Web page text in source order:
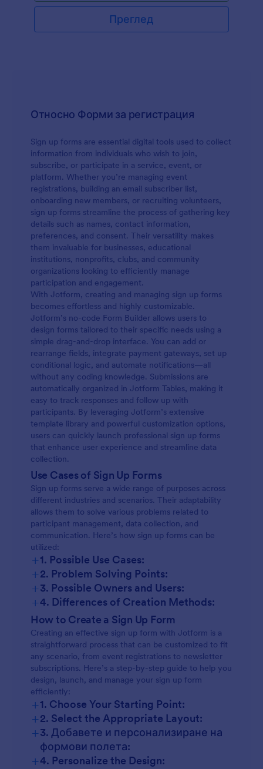
Преглед
Относно Форми за регистрация
Sign up forms are essential digital tools used to collect
information from individuals who wish to join,
subscribe, or participate in a service, event, or
platform. Whether you’re managing event
registrations, building an email subscriber list,
onboarding new members, or recruiting volunteers,
sign up forms streamline the process of gathering key
details such as names, contact information,
preferences, and consent. Their versatility makes
them invaluable for businesses, educational
institutions, nonprofits, clubs, and community
organizations looking to efficiently manage
participation and engagement.
With Jotform, creating and managing sign up forms
becomes effortless and highly customizable.
Jotform’s no-code Form Builder allows users to
design forms tailored to their specific needs using a
simple drag-and-drop interface. You can add or
rearrange fields, integrate payment gateways, set up
conditional logic, and automate notifications—all
without any coding knowledge. Submissions are
automatically organized in Jotform Tables, making it
easy to track responses and follow up with
participants. By leveraging Jotform’s extensive
template library and powerful customization options,
users can quickly launch professional sign up forms
that enhance user experience and streamline data
collection.
Use Cases of Sign Up Forms
Sign up forms serve a wide range of purposes across
different industries and scenarios. Their adaptability
allows them to solve various problems related to
participant management, data collection, and
communication. Here’s how sign up forms can be
utilized:
+1. Possible Use Cases:
+2. Problem Solving Points:
+3. Possible Owners and Users:
+4. Differences of Creation Methods:
How to Create a Sign Up Form
Creating an effective sign up form with Jotform is a
straightforward process that can be customized to fit
any scenario, from event registrations to newsletter
subscriptions. Here’s a step-by-step guide to help you
design, launch, and manage your sign up form
efficiently:
+1. Choose Your Starting Point:
+2. Select the Appropriate Layout:
+3. Добавете и персонализиране на
формови полета:
+4. Personalize the Design: